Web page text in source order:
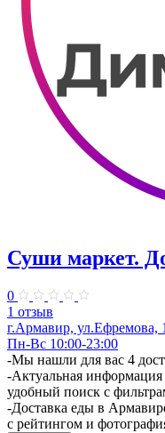
Суши маркет.
0
1 отзыв
г.Армавир, ул.Ефремова,
Пн-Вс 10:00-23:00
-Мы нашли для вас 4
-Актуальная
удобный поиск с
-Доставка еды в
с рейтингом и